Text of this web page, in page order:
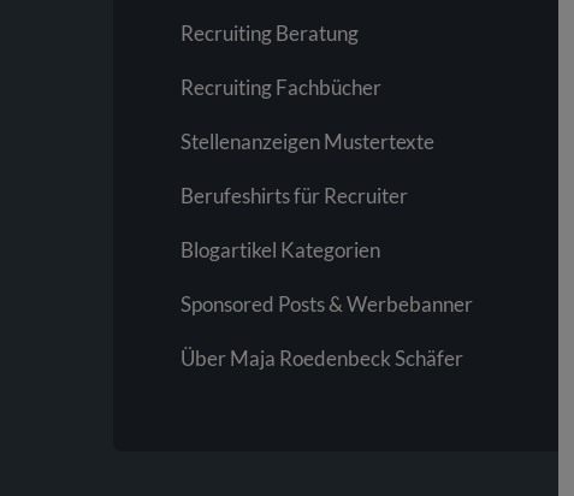
Recruiting Beratung
Recruiting Fachbücher
Stellenanzeigen Mustertexte
Berufeshirts für Recruiter
Blogartikel Kategorien
Sponsored Posts & Werbebanner
Über Maja Roedenbeck Schäfer